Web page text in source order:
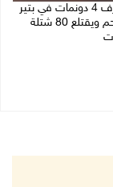
الاحتلال يجرف 4 دونمات في بتير
غرب بيت لحم ويقتلع 80 شتلة